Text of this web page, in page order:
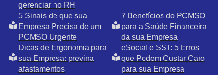
gerenciar no RH
5 Sinais de que sua
Empresa Precisa de um
PCMSO Urgente
7 Benefícios do PCMSO
para a Saúde Financeira
da sua Empresa
Dicas de Ergonomia para
sua Empresa: previna
afastamentos
eSocial e SST: 5 Erros
que Podem Custar Caro
para sua Empresa